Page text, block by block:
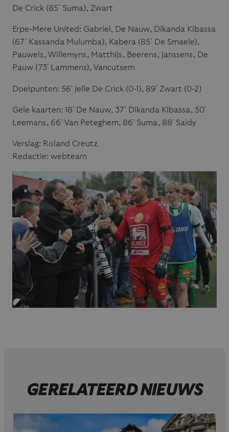
De Crick (85′ Suma), Zwart
Erpe-Mere United: Gabriel, De Nauw, Dikanda Kibassa
(67′ Kassanda Mulumba), Kabera (85′ De Smaele),
Pauwels, Willemyns, Matthijs, Beerens, Janssens, De
Pauw (73′ Lammens), Vancutsem
Doelpunten: 56′ Jelle De Crick (0-1), 89′ Zwart (0-2)
Gele kaarten: 18′ De Nauw, 37′ Dikanda Kibassa, 50′
Leemans, 66′ Van Peteghem, 86′ Suma, 88′ Saidy
Verslag: Roland Creutz
Redactie: webteam
GERELATEERD NIEUWS